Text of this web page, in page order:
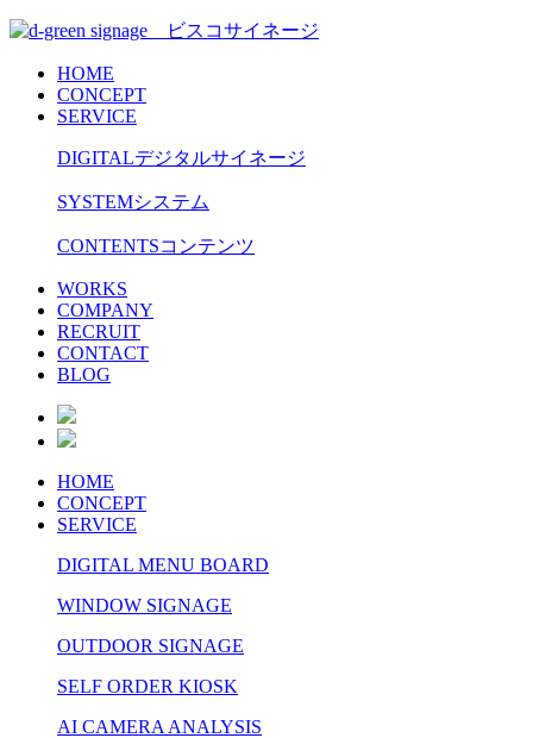
HOME
CONCEPT
SERVICE
DIGITALデジタルサイネージ
SYSTEMシステム
CONTENTSコンテンツ
WORKS
COMPANY
RECRUIT
CONTACT
BLOG
HOME
CONCEPT
SERVICE
DIGITAL MENU BOARD
WINDOW SIGNAGE
OUTDOOR SIGNAGE
SELF ORDER KIOSK
AI CAMERA ANALYSIS